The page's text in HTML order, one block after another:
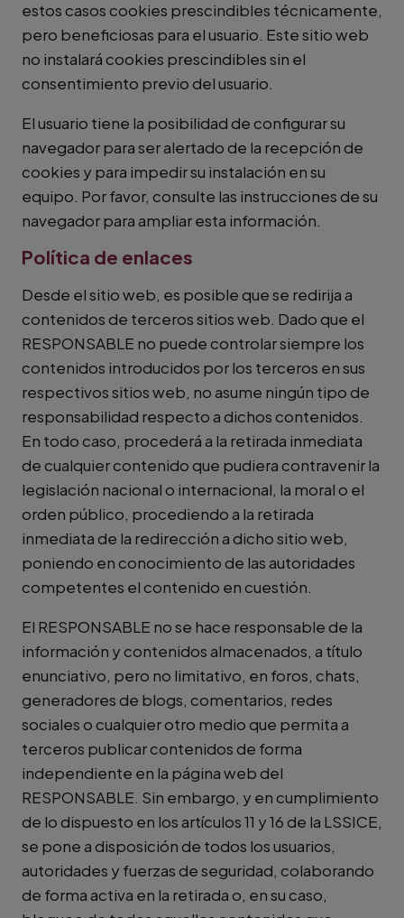
estos casos cookies prescindibles técnicamente,
pero beneficiosas para el usuario. Este sitio web
no instalará cookies prescindibles sin el
consentimiento previo del usuario.
El usuario tiene la posibilidad de configurar su
navegador para ser alertado de la recepción de
cookies y para impedir su instalación en su
equipo. Por favor, consulte las instrucciones de su
navegador para ampliar esta información.
Política de enlaces
Desde el sitio web, es posible que se redirija a
contenidos de terceros sitios web. Dado que el
RESPONSABLE no puede controlar siempre los
contenidos introducidos por los terceros en sus
respectivos sitios web, no asume ningún tipo de
responsabilidad respecto a dichos contenidos.
En todo caso, procederá a la retirada inmediata
de cualquier contenido que pudiera contravenir la
legislación nacional o internacional, la moral o el
orden público, procediendo a la retirada
inmediata de la redirección a dicho sitio web,
poniendo en conocimiento de las autoridades
competentes el contenido en cuestión.
El RESPONSABLE no se hace responsable de la
información y contenidos almacenados, a título
enunciativo, pero no limitativo, en foros, chats,
generadores de blogs, comentarios, redes
sociales o cualquier otro medio que permita a
terceros publicar contenidos de forma
independiente en la página web del
RESPONSABLE. Sin embargo, y en cumplimiento
de lo dispuesto en los artículos 11 y 16 de la LSSICE,
se pone a disposición de todos los usuarios,
autoridades y fuerzas de seguridad, colaborando
de forma activa en la retirada o, en su caso,